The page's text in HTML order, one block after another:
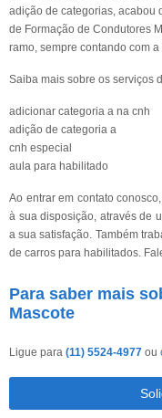
adição de categorias, acabou
de Formação de Condutores
ramo, sempre contando com
Saiba mais sobre os serviços
adicionar categoria a na cnh
adição de categoria a
cnh especial
aula para habilitado
Ao entrar em contato
à sua disposição, através de
a sua satisfação. Também
de carros para habilitados.
Para saber mais
Mascote
Ligue para (11) 5524-4977 ou